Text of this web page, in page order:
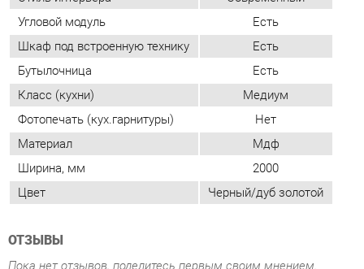
Фотопечать (кух.гарнитуры)
Нет
Материал
Мдф
Ширина, мм
2000
Цвет Черный/дуб золотой
ОТЗЫВЫ
Пока нет отзывов, поделитесь первым своим мнением.
ДОБАВИТЬ ОТЗЫВ
ПОХОЖИЕ ТОВАРЫ